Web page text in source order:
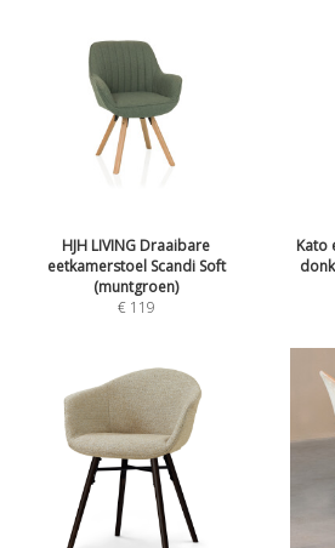
HJH LIVING Draaibare
eetkamerstoel Scandi Soft
(muntgroen)
€ 119
Kato